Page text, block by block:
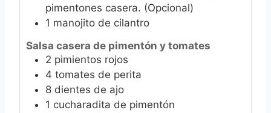
pimentones casera. (Opcional)
1 manojito de cilantro
Salsa casera de pimentón y tomates
2 pimientos rojos
4 tomates de perita
8 dientes de ajo
1 cucharadita de pimentón